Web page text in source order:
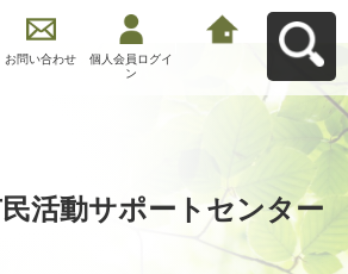
お問い合わせ
個人会員ログイ
ン
活動サポートセンター